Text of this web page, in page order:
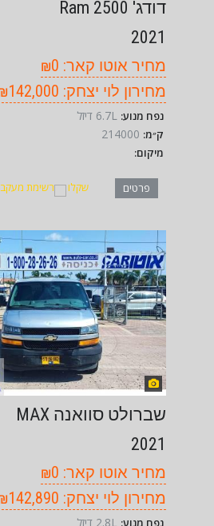
דודג' Ram 2500
2021
מחיר אוטו קאר: ₪0
מחירון לוי יצחק: ₪142,000
נפח מנוע:
ק״מ:
מיקום:
פרטים שקלו רשימת מעקב
שברולט סוואנה MAX
2021
מחיר אוטו קאר: ₪0
מחירון לוי יצחק: ₪142,890
נפח מנוע: